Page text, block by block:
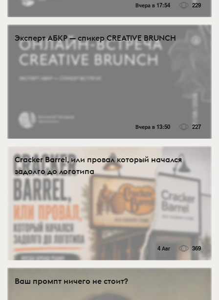
Вчера в 17:54 229
Эксперт АБКР — спикер CREATIVE BRUNCH
Вчера в 13:50 227
Cracker Barrel, или провал который начался
задолго до логотипа
4 Авг 369
Ваш промпт ничего не стоит?